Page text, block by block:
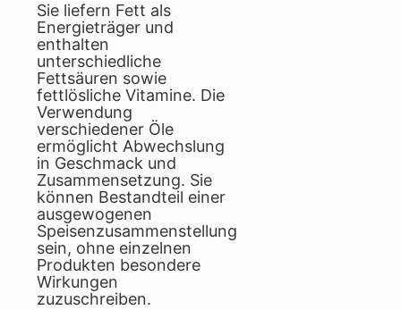
Sie liefern Fett als
Energieträger und
enthalten
unterschiedliche
Fettsäuren sowie
fettlösliche Vitamine. Die
Verwendung
verschiedener Öle
ermöglicht Abwechslung
in Geschmack und
Zusammensetzung. Sie
können Bestandteil einer
ausgewogenen
Speisenzusammenstellung
sein, ohne einzelnen
Produkten besondere
Wirkungen
zuzuschreiben.